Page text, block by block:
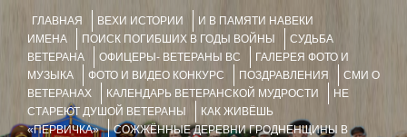
ГЛАВНАЯ ВЕХИ ИСТОРИИ
И В ПАМЯТИ НАВЕКИ
ИМЕНА
ПОИСК ПОГИБШИХ В ГОДЫ ВОЙНЫ
СУДЬБА
ВЕТЕРАНА
ОФИЦЕРЫ- ВЕТЕРАНЫ ВС
ГАЛЕРЕЯ ФОТО И
МУЗЫКА
ФОТО И ВИДЕО КОНКУРС ПОЗДРАВЛЕНИЯ
СМИ О
ВЕТЕРАНАХ
КАЛЕНДАРЬ ВЕТЕРАНСКОЙ МУДРОСТИ
НЕ
СТАРЕЮТ ДУШОЙ ВЕТЕРАНЫ
КАК ЖИВЁШЬ
«ПЕРВИЧКА»
СОЖЖЁННЫЕ ДЕРЕВНИ ГРОДНЕНЩИНЫ В